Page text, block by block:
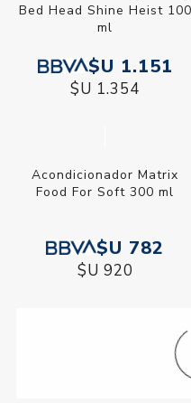
Bed Head Shine Heist 100
ml
$U 1.151
$U 1.354
Acondicionador Matrix
Food For Soft 300 ml
$U 782
$U 920